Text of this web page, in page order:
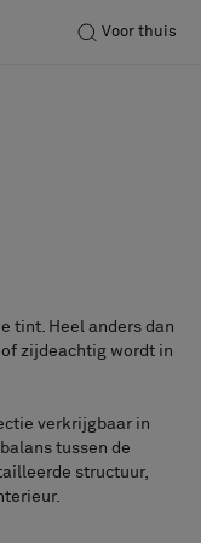
Voor thuis
tint. Heel anders dan
zijdeachtig wordt in
verkrijgbaar in
tussen de
structuur,